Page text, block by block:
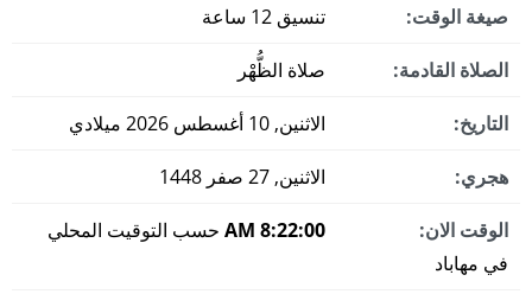
صيغة الوقت: تنسيق 12 ساعة
الصلاة القادمة: صلاة الظُّهْر
التاريخ: الاثنين, 10 أغسطس 2026 ميلادي
هجري: الاثنين, 27 صفر 1448
الوقت الان: 8:22:01 AM
حسب التوقيت المحلي
في مهاباد